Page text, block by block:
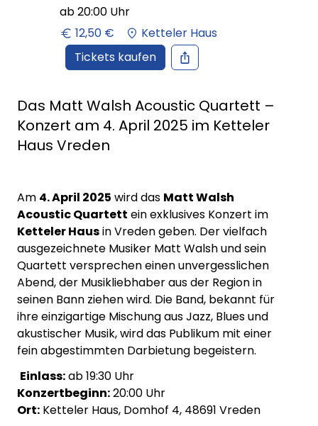
ab20:00 Uhr
12,50 €
Ketteler Haus
Tickets kaufen
Das Matt Walsh Acoustic Quartett –
Konzert am 4. April 2025 im Ketteler
Haus Vreden
Am 4. April 2025 wird das Matt Walsh
Acoustic Quartett ein exklusives Konzert im
Ketteler Hausin Vreden geben. Der vielfach
ausgezeichnete Musiker Matt Walsh und sein
Quartett versprechen einen unvergesslichen
Abend, der Musikliebhaber aus der Region in
seinen Bann ziehen wird. Die Band, bekannt für
ihre einzigartige Mischung aus Jazz, Blues und
akustischer Musik, wird das Publikum mit einer
fein abgestimmten Darbietung begeistern.
Einlass:ab 19:30 Uhr
Konzertbeginn:20:00 Uhr
Ort: Ketteler Haus, Domhof 4, 48691 Vreden